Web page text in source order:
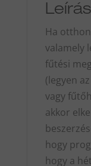
Leírás
Ha
valamely
fűtési
(legyen
vagy
akkor
hogy
hogy a